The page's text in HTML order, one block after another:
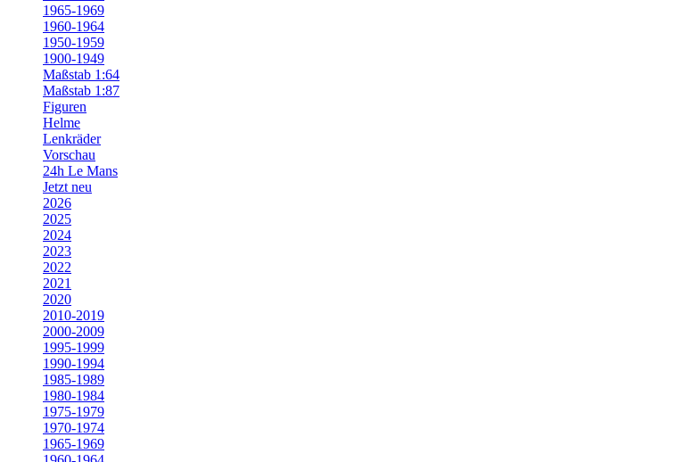
1965-1969
1960-1964
1950-1959
1900-1949
Maßstab 1:64
Maßstab 1:87
Figuren
Helme
Lenkräder
Vorschau
24h Le Mans
Jetzt neu
2026
2025
2024
2023
2022
2021
2020
2010-2019
2000-2009
1995-1999
1990-1994
1985-1989
1980-1984
1975-1979
1970-1974
1965-1969